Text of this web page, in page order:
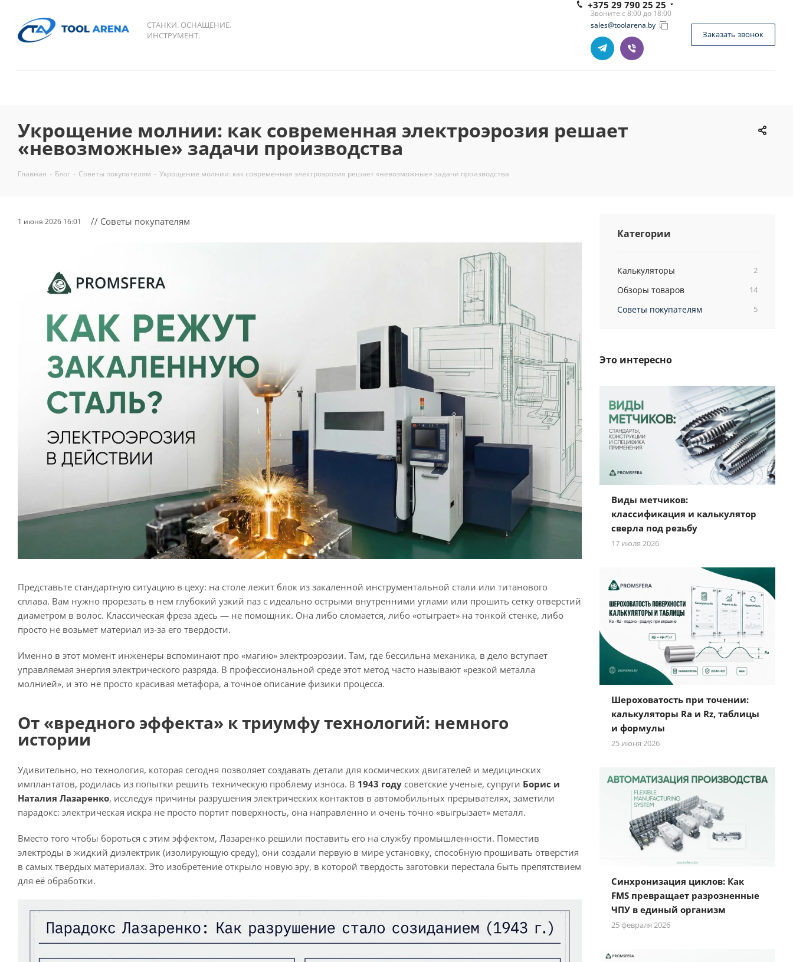
СТАНКИ. ОСНАЩЕНИЕ.
ИНСТРУМЕНТ.
+375 29 790 25 25
Звоните с 8:00 до 18:00
sales@toolarena.by
Заказать звонок
Укрощение молнии: как современная электроэрозия решает
«невозможные» задачи производства
Главная - Блог - Советы покупателям - Укрощение молнии: как современная электроэрозия решает «невозможные» задачи производства
1 июня 2026 16:01 // Советы покупателям
Представьте стандартную ситуацию в цеху: на столе лежит блок из закаленной инструментальной стали или титанового
сплава. Вам нужно прорезать в нем глубокий узкий паз с идеально острыми внутренними углами или прошить сетку отверстий
диаметром в волос. Классическая фреза здесь — не помощник. Она либо сломается, либо «отыграет» на тонкой стенке, либо
просто не возьмет материал из-за его твердости.
Именно в этот момент инженеры вспоминают про «магию» электроэрозии. Там, где бессильна механика, в дело вступает
управляемая энергия электрического разряда. В профессиональной среде этот метод часто называют «резкой металла
молнией», и это не просто красивая метафора, а точное описание физики процесса.
От «вредного эффекта» к триумфу технологий: немного
истории
Удивительно, но технология, которая сегодня позволяет создавать детали для космических двигателей и медицинских
имплантатов, родилась из попытки решить техническую проблему износа. В 1943 году советские ученые, супруги Борис и
Наталия Лазаренко, исследуя причины разрушения электрических контактов в автомобильных прерывателях, заметили
парадокс: электрическая искра не просто портит поверхность, она направленно и очень точно «выгрызает» металл.
Вместо того чтобы бороться с этим эффектом, Лазаренко решили поставить его на службу промышленности. Поместив
электроды в жидкий диэлектрик (изолирующую среду), они создали первую в мире установку, способную прошивать отверстия
в самых твердых материалах. Это изобретение открыло новую эру, в которой твердость заготовки перестала быть препятствием
для её обработки.
Категории
Калькуляторы 2
Обзоры товаров 14
Советы покупателям 5
Это интересно
Виды метчиков:
классификация и калькулятор
сверла под резьбу
17 июля 2026
Шероховатость при точении:
калькуляторы Ra и Rz, таблицы
и формулы
25 июня 2026
Синхронизация циклов: Как
FMS превращает разрозненные
ЧПУ в единый организм
25 февраля 2026